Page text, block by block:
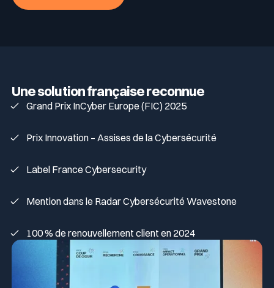
Une solution française reconnue
Grand Prix InCyber Europe (FIC) 2025
Prix Innovation – Assises de la Cybersécurité
Label France Cybersecurity
Mention dans le Radar Cybersécurité Wavestone
100 % de renouvellement client en 2024